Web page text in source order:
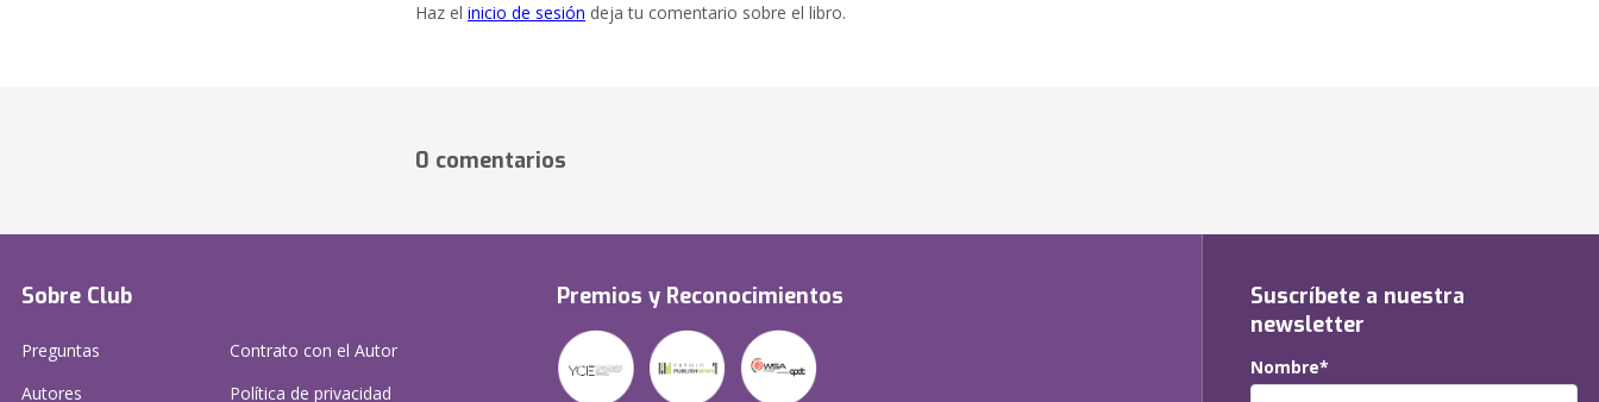
Haz el inicio de sesión deja tu comentario sobre el libro.
0 comentarios
Sobre Club
Preguntas
Autores
Contrato con el Autor
Política de privacidad
Premios y Reconocimientos
Suscríbete a nuestra
newsletter
Nombre*